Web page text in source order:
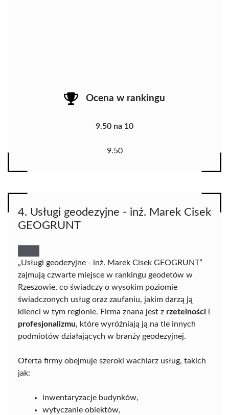
Ocena w rankingu
9.50 na 10
9.50
4. Usługi geodezyjne - inż. Marek Cisek
GEOGRUNT
„Usługi geodezyjne - inż. Marek Cisek GEOGRUNT”
zajmują czwarte miejsce w rankingu geodetów w
Rzeszowie, co świadczy o wysokim poziomie
świadczonych usług oraz zaufaniu, jakim darzą ją
klienci w tym regionie. Firma znana jest z rzetelności i
profesjonalizmu, które wyróżniają ją na tle innych
podmiotów działających w branży geodezyjnej.
Oferta firmy obejmuje szeroki wachlarz usług, takich
jak:
inwentaryzacje budynków,
wytyczanie obiektów,